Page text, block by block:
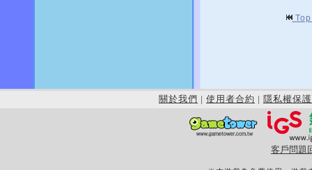
關於我們 | 使用者合約 | 隱私權保護
客戶問題